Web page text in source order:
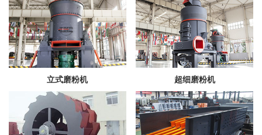
立式磨粉机 超细磨粉机